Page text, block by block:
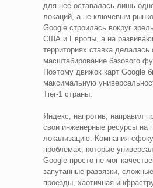
для неё оставалась лишь
локаций, а не ключевым
Google строилась вокруг
США и Европы, а на
территориях ставка делалась
масштабирование базового
Поэтому движок карт Google
максимальную
Tier-1 страны.
Яндекс, напротив, направил
свои инженерные ресурсы на
локализацию. Компания
проблемах, которые
Google просто не мог
запутанные развязки,
проезды, хаотичная